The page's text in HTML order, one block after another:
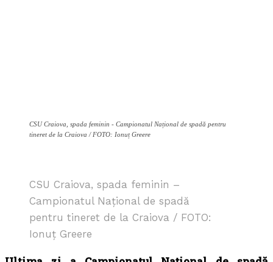
CSU Craiova, spada feminin - Campionatul Național de spadă pentru
tineret de la Craiova / FOTO: Ionuț Greere
CSU Craiova, spada feminin –
Campionatul Național de spadă
pentru tineret de la Craiova / FOTO:
Ionuț Greere